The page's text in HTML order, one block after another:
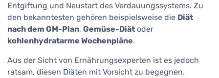
Entgiftung und Neustart des Verdauungssystems. Zu
den bekanntesten gehören beispielsweise die Diät
nach dem GM-Plan, Gemüse-Diät oder
kohlenhydratarme Wochenpläne.
Aus der Sicht von Ernährungsexperten ist es jedoch
ratsam, diesen Diäten mit Vorsicht zu begegnen.